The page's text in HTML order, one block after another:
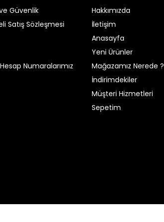
bir konfor sağlar.
Güvenlik
Satış Sözleşmesi
Numaralarımız
Hakkımızda
İletişim
Anasayfa
Yeni Ürünler
Mağazamız Nerede ?
İndirimdekiler
Müşteri Hizmetleri
Sepetim